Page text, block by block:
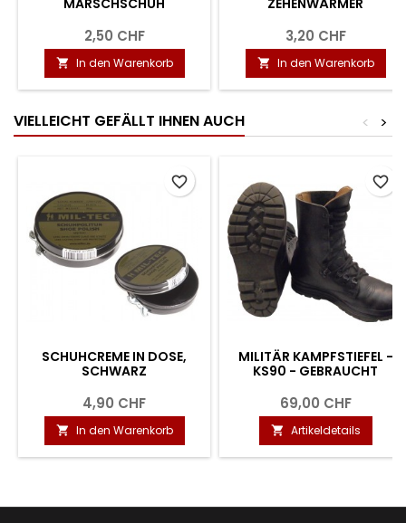
MARSCHSCHUH
2,50 CHF
 In den Warenkorb
ZEHENWÄRMER
3,20 CHF
 In den Warenkorb
VIELLEICHT GEFÄLLT IHNEN AUCH >
<
SCHUHCREME IN DOSE,
SCHWARZ
4,90 CHF
 In den Warenkorb
favorite_border
MILITÄR KAMPFSTIEFEL -
KS90 - GEBRAUCHT
69,00 CHF
 Artikeldetails
favorite_border